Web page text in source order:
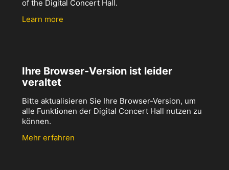
of the Digital Concert Hall.
Learn more
Ihre Browser-Version ist leider
veraltet
Bitte aktualisieren Sie Ihre Browser-Version, um
alle Funktionen der Digital Concert Hall nutzen zu
können.
Mehr erfahren